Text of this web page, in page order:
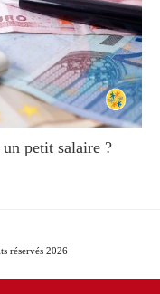
petit salaire ?
réservés 2026